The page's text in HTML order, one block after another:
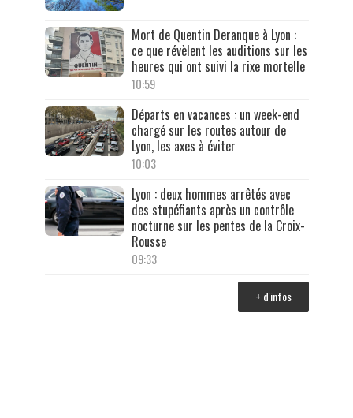
Mort de Quentin Deranque à Lyon :
ce que révèlent les auditions sur les
heures qui ont suivi la rixe mortelle
10:59
Départs en vacances : un week-end
chargé sur les routes autour de
Lyon, les axes à éviter
10:03
Lyon : deux hommes arrêtés avec
des stupéfiants après un contrôle
nocturne sur les pentes de la Croix-
Rousse
09:33
+ d'infos